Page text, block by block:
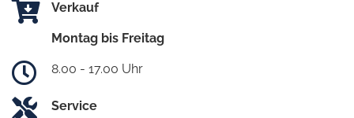
Verkauf
Montag bis Freitag
8.00 - 17.00 Uhr
Service